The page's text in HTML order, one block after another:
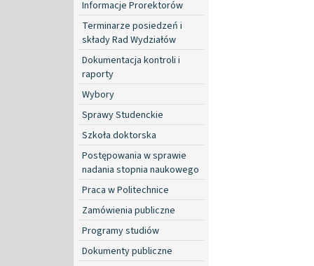
Informacje Prorektorów
Terminarze posiedzeń i
składy Rad Wydziałów
Dokumentacja kontroli i
raporty
Wybory
Sprawy Studenckie
Szkoła doktorska
Postępowania w sprawie
nadania stopnia naukowego
Praca w Politechnice
Zamówienia publiczne
Programy studiów
Dokumenty publiczne